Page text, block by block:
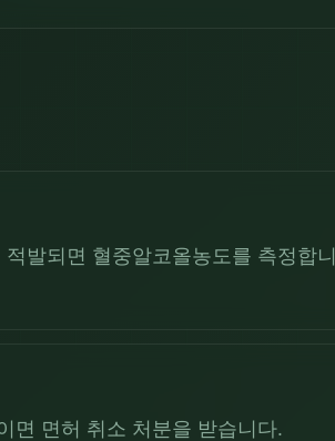
발되면 혈중알코올농도를 측정합니
면 면허 취소 처분을 받습니다.